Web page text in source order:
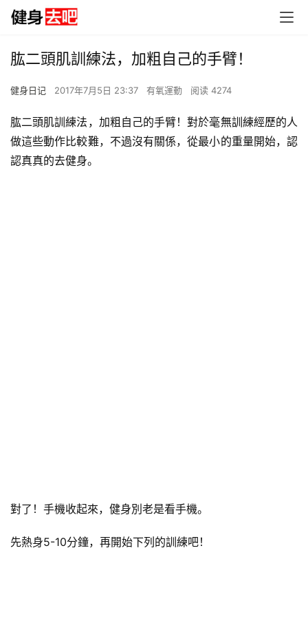
肱二頭肌訓練法，加粗自己的手臂！
健身日记 2017年7月5日 23:37 有氧運動 阅读 4274
肱二頭肌訓練法，加粗自己的手臂！對於毫無訓練經歷的人
做這些動作比較難，不過沒有關係，從最小的重量開始，認
認真真的去健身。
對了！手機收起來，健身別老是看手機。
先熱身5-10分鐘，再開始下列的訓練吧！